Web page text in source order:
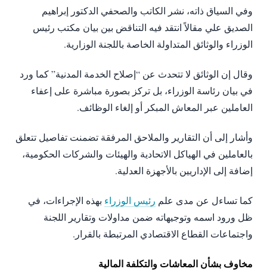
وفي السياق ذاته، نشر الكاتب والصحفي الدكتور إبراهيم
الصديق علي مقالاً انتقد فيه التناقض بين بيان مكتب رئيس
الوزراء والوثائق المتداولة الخاصة باللجنة الوزارية.
وقال إن الوثائق لا تتحدث عن “إصلاح الخدمة المدنية” كما ورد
في بيان رئاسة الوزراء، بل تركز بصورة مباشرة على إعفاء
العاملين عبر المعاش المبكر أو إلغاء الوظائف.
وأشار إلى أن التقارير والملاحق المرفقة تضمنت تفاصيل تتعلق
بالعاملين في الهياكل الاتحادية والهيئات والشركات الحكومية،
إضافة إلى الإداريين بالأجهزة العدلية.
كما تساءل عن مدى علم رئيس الوزراء بهذه الإجراءات، في
ظل ورود اسمه وتوجيهاته ضمن مداولات وتقارير اللجنة
واجتماعات القطاع الاقتصادي المرتبطة بالقرار.
مخاوف بشأن المعاشات والتكلفة المالية